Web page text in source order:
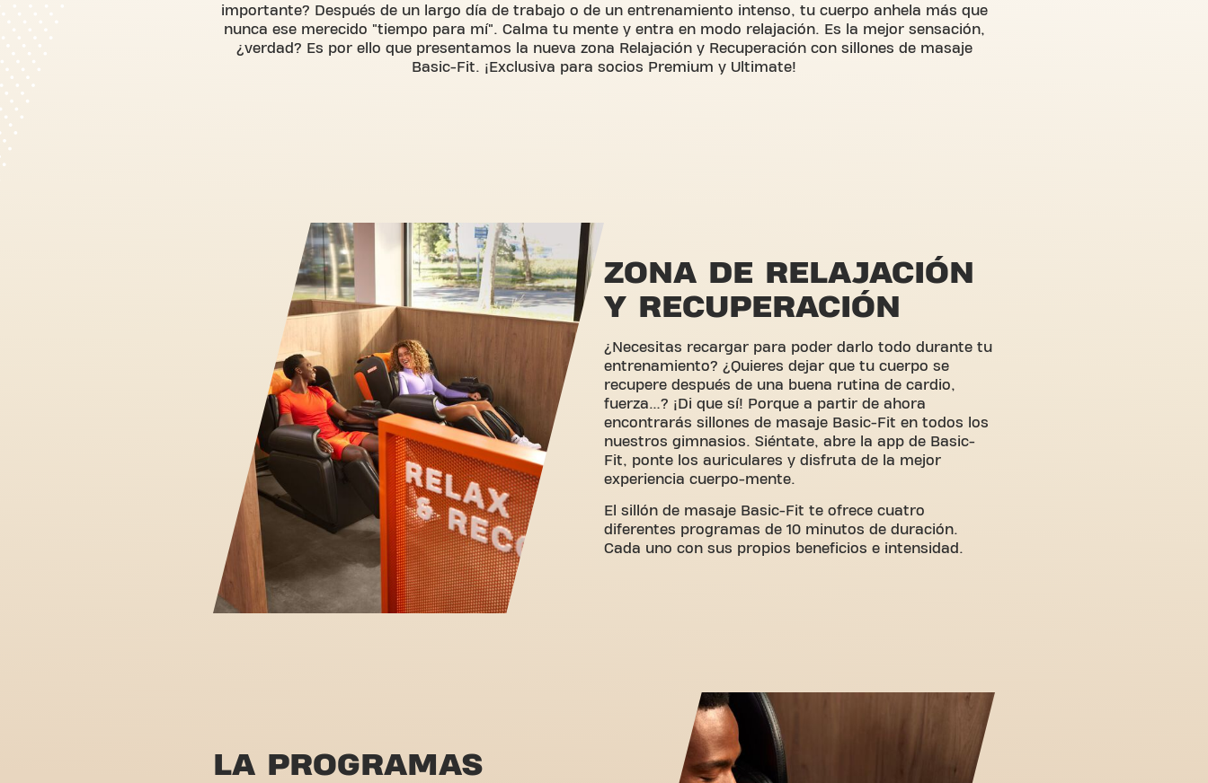
importante? Después de un largo día de trabajo o de un entrenamiento intenso, tu cuerpo anhela más que
nunca ese merecido "tiempo para mí". Calma tu mente y entra en modo relajación. Es la mejor sensación,
¿verdad? Es por ello que presentamos la nueva zona Relajación y Recuperación con sillones de masaje
Basic-Fit. ¡Exclusiva para socios Premium y Ultimate!
ZONA DE RELAJACIÓN
Y RECUPERACIÓN
¿Necesitas recargar para poder darlo todo durante tu
entrenamiento? ¿Quieres dejar que tu cuerpo se
recupere después de una buena rutina de cardio,
fuerza…? ¡Di que sí! Porque a partir de ahora
encontrarás sillones de masaje Basic-Fit en todos los
nuestros gimnasios. Siéntate, abre la app de Basic-
Fit, ponte los auriculares y disfruta de la mejor
experiencia cuerpo-mente.
El sillón de masaje Basic-Fit te ofrece cuatro
diferentes programas de 10 minutos de duración.
Cada uno con sus propios beneficios e intensidad.
LA PROGRAMAS